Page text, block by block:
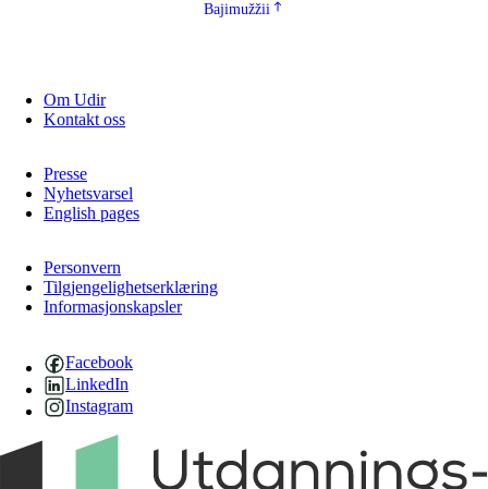
Bajimužžii
Om Udir
Kontakt oss
Presse
Nyhetsvarsel
English pages
Personvern
Tilgjengelighetserklæring
Informasjonskapsler
Facebook
LinkedIn
Instagram